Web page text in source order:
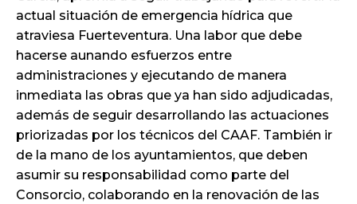
actual situación de emergencia hídrica que
atraviesa Fuerteventura. Una labor que debe
hacerse aunando esfuerzos entre
administraciones y ejecutando de manera
inmediata las obras que ya han sido adjudicadas,
además de seguir desarrollando las actuaciones
priorizadas por los técnicos del CAAF. También ir
de la mano de los ayuntamientos, que deben
asumir su responsabilidad como parte del
Consorcio, colaborando en la renovación de las